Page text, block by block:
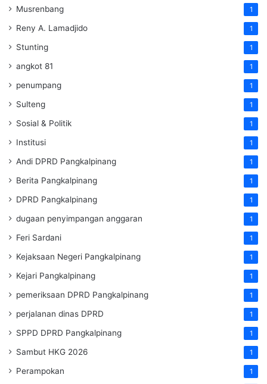
Musrenbang 1
Reny A. Lamadjido 1
Stunting 1
angkot 81 1
penumpang 1
Sulteng 1
Sosial & Politik 1
Institusi 1
Andi DPRD Pangkalpinang 1
Berita Pangkalpinang 1
DPRD Pangkalpinang 1
dugaan penyimpangan anggaran 1
Feri Sardani 1
Kejaksaan Negeri Pangkalpinang 1
Kejari Pangkalpinang 1
pemeriksaan DPRD Pangkalpinang 1
perjalanan dinas DPRD 1
SPPD DPRD Pangkalpinang 1
Sambut HKG 2026 1
Perampokan 1